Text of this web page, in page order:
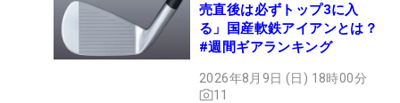
売直後は必ずトップ3に入
る」国産軟鉄アイアンとは？
#週間ギアランキング
2026年8月9日 (日) 18時00分
11